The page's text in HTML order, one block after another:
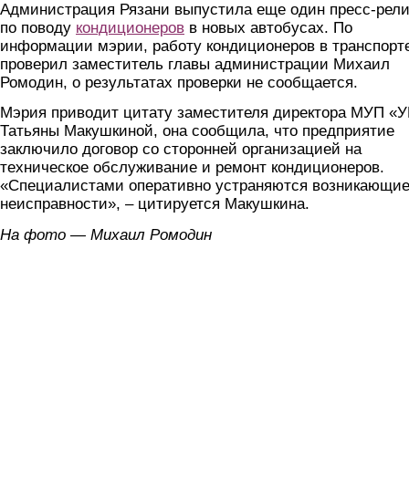
Администрация Рязани выпустила еще один пресс-
по поводу кондиционеров в новых автобусах. По
информации мэрии, работу кондиционеров в
проверил заместитель главы администрации Михаил
Ромодин, о результатах проверки не сообщается.
Мэрия приводит цитату заместителя директора МУП
Татьяны Макушкиной, она сообщила, что предприятие
заключило договор со сторонней организацией на
техническое обслуживание и ремонт кондиционеров.
«Специалистами оперативно устраняются возникающие
неисправности», – цитируется Макушкина.
На фото — Михаил Ромодин